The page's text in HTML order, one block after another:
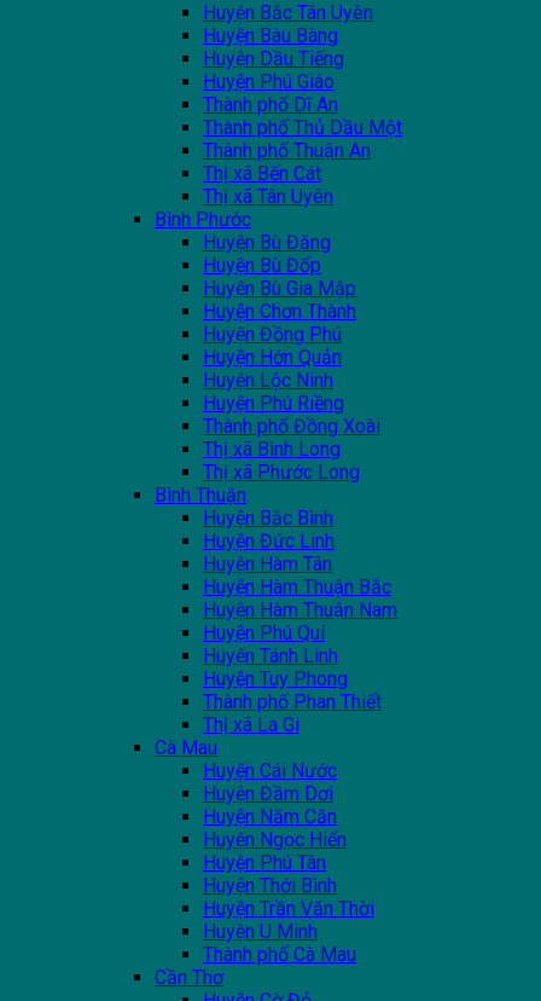
Huyện Bắc Tân Uyên
Huyện Bàu Bàng
Huyện Dầu Tiếng
Huyện Phú Giáo
Thành phố Dĩ An
Thành phố Thủ Dầu Một
Thành phố Thuận An
Thị xã Bến Cát
Thị xã Tân Uyên
Bình Phước
Huyện Bù Đăng
Huyện Bù Đốp
Huyện Bù Gia Mập
Huyện Chơn Thành
Huyện Đồng Phú
Huyện Hớn Quản
Huyện Lộc Ninh
Huyện Phú Riềng
Thành phố Đồng Xoài
Thị xã Bình Long
Thị xã Phước Long
Bình Thuận
Huyện Bắc Bình
Huyện Đức Linh
Huyện Hàm Tân
Huyện Hàm Thuận Bắc
Huyện Hàm Thuận Nam
Huyện Phú Quí
Huyện Tánh Linh
Huyện Tuy Phong
Thành phố Phan Thiết
Thị xã La Gi
Cà Mau
Huyện Cái Nước
Huyện Đầm Dơi
Huyện Năm Căn
Huyện Ngọc Hiển
Huyện Phú Tân
Huyện Thới Bình
Huyện Trần Văn Thời
Huyện U Minh
Thành phố Cà Mau
Cần Thơ